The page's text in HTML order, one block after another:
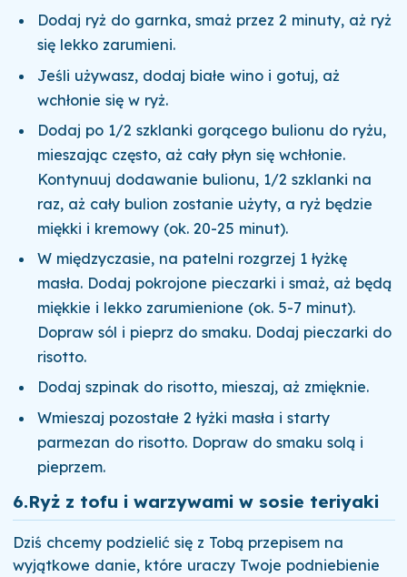
Dodaj ryż do garnka, smaż przez 2 minuty, aż ryż
się lekko zarumieni.
Jeśli używasz, dodaj białe wino i gotuj, aż
wchłonie się w ryż.
Dodaj po 1/2 szklanki gorącego bulionu do ryżu,
mieszając często, aż cały płyn się wchłonie.
Kontynuuj dodawanie bulionu, 1/2 szklanki na
raz, aż cały bulion zostanie użyty, a ryż będzie
miękki i kremowy (ok. 20-25 minut).
W międzyczasie, na patelni rozgrzej 1 łyżkę
masła. Dodaj pokrojone pieczarki i smaż, aż będą
miękkie i lekko zarumienione (ok. 5-7 minut).
Dopraw sól i pieprz do smaku. Dodaj pieczarki do
risotto.
Dodaj szpinak do risotto, mieszaj, aż zmięknie.
Wmieszaj pozostałe 2 łyżki masła i starty
parmezan do risotto. Dopraw do smaku solą i
pieprzem.
6.Ryż z tofu i warzywami w sosie teriyaki
Dziś chcemy podzielić się z Tobą przepisem na
wyjątkowe danie, które uraczy Twoje podniebienie